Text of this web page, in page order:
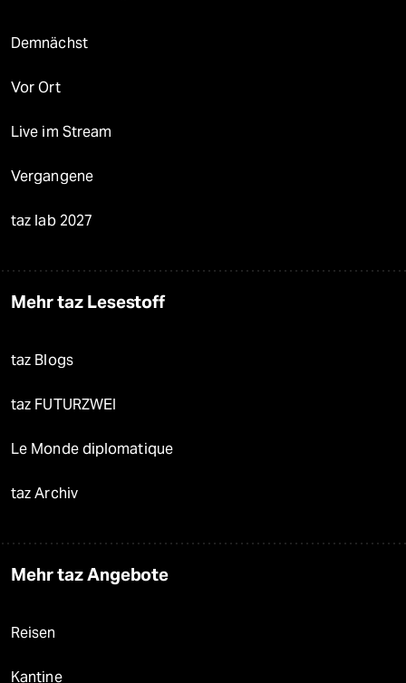
Demnächst
Vor Ort
Live im Stream
Vergangene
taz lab 2027
Mehr taz Lesestoff
taz Blogs
taz FUTURZWEI
Le Monde diplomatique
taz Archiv
Mehr taz Angebote
Reisen
Kantine